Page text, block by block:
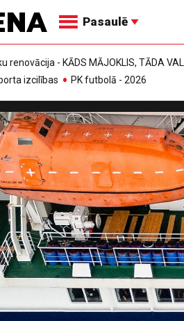
Pasaulē
renovācija - KĀDS MĀJOKLIS, TĀDA
izcilības
PK futbolā - 2026